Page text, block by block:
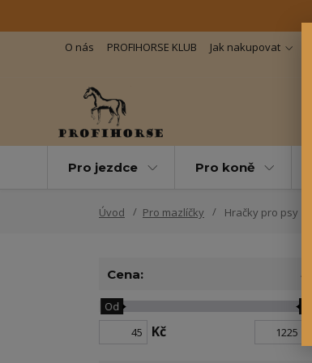
O nás PROFIHORSE KLUB Jak nakupovat
Pro jezdce Pro koně
Úvod Pro mazlíčky Hračky pro psy
Cena:
Kč
Od